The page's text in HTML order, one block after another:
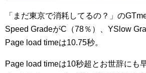
「まだ東京で消耗してるの？」の
Speed GradeがC（78％）、YSlow
Page load timeは10.75秒。
Page load timeは10秒超とお世辞にも